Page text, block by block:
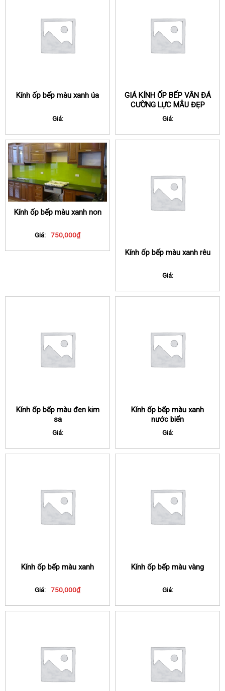
Kính ốp bếp màu xanh úa
Giá:
GIÁ KÍNH ỐP BẾP VÂN ĐÁ
CƯỜNG LỰC MẪU ĐẸP
Giá:
Kính ốp bếp màu xanh non
Giá: 750,000₫
Kính ốp bếp màu xanh rêu
Giá:
Kính ốp bếp màu đen kim
sa
Giá:
Kính ốp bếp màu xanh
nước biển
Giá:
Kính ốp bếp màu xanh
Giá: 750,000₫
Kính ốp bếp màu vàng
Giá: